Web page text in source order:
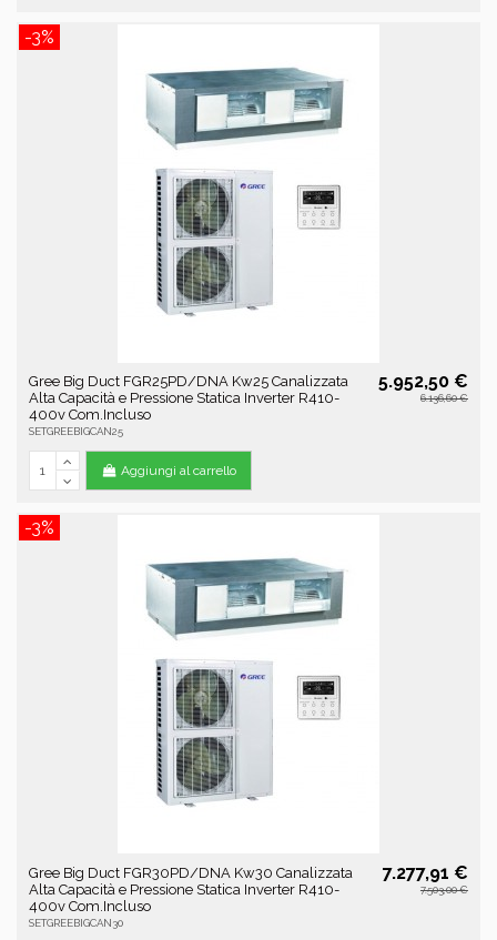
-3%
Gree Big Duct FGR25PD/DNA Kw25 Canalizzata
Alta Capacità e Pressione Statica Inverter R410-
400v Com.Incluso
SETGREEBIGCAN25
5.952,50 €
6.136,60 €
Aggiungi al carrello
-3%
Gree Big Duct FGR30PD/DNA Kw30 Canalizzata
Alta Capacità e Pressione Statica Inverter R410-
400v Com.Incluso
SETGREEBIGCAN30
7.277,91 €
7.503,00 €